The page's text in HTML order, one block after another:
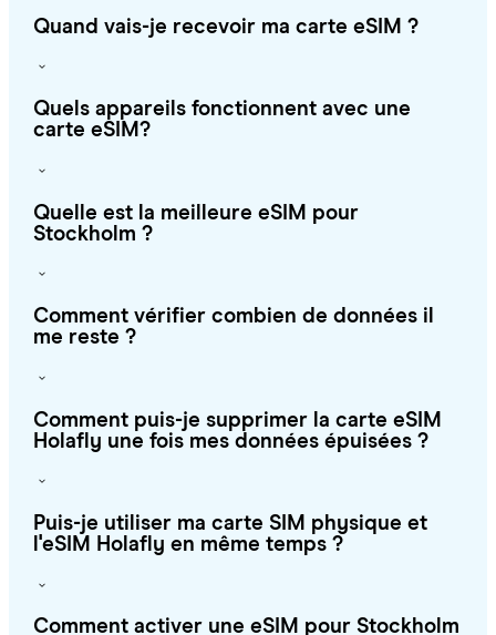
Quand vais-je recevoir ma carte eSIM ?
Quels appareils fonctionnent avec une
carte eSIM?
Quelle est la meilleure eSIM pour
Stockholm ?
Comment vérifier combien de données il
me reste ?
Comment puis-je supprimer la carte eSIM
Holafly une fois mes données épuisées ?
Puis-je utiliser ma carte SIM physique et
l'eSIM Holafly en même temps ?
Comment activer une eSIM pour Stockholm